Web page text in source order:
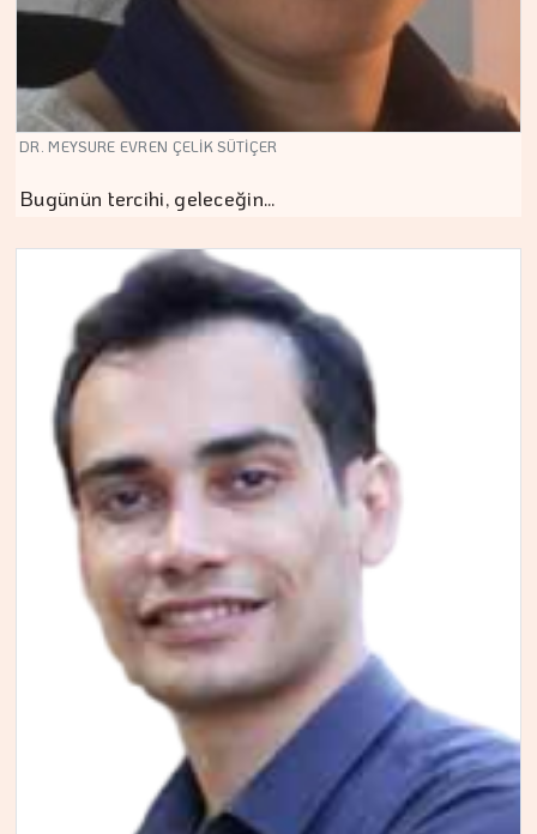
DR. MEYSURE EVREN ÇELİK SÜTİÇER
Bugünün tercihi, geleceğin…